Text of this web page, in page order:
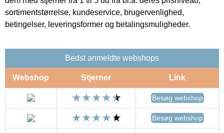
sortimentstørrelse, kundeservice, brugervenlighed,
betingelser, leveringsformer og betalingsmuligheder.
Bedst anmeldte webshops
Webshop Stjerner Link
Besøg webshop
Besøg webshop